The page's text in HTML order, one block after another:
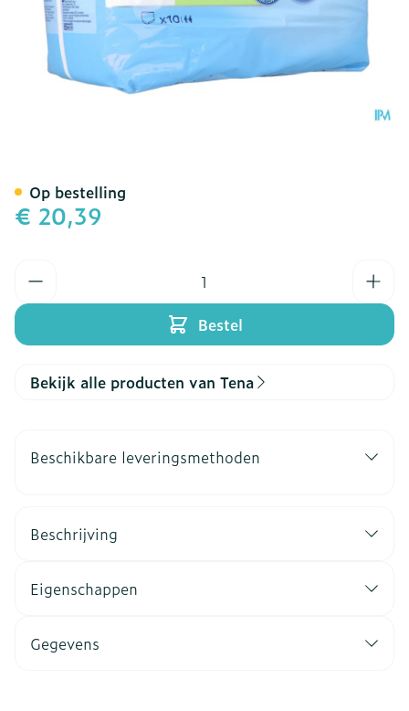
€ 20,39
Bestel
Op bestelling
Bekijk alle producten van Tena
Beschikbare leveringsmethoden
Beschrijving
Eigenschappen
Gegevens